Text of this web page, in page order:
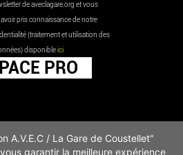
de aveclagare.org et vous
pris connaissance de notre
(traitement et utilisation des
disponibleici
PRO
A.V.E.C / La Gare de Coustellet"
garantir la meilleure expérience